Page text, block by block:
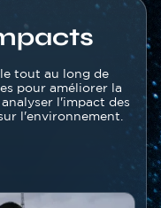
tout au long de
pour améliorer la
l'impact des
l'environnement.